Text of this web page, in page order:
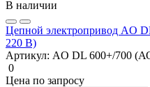
В наличии
Цепной электропривод AO
220 В)
Артикул: AO DL 600+/700
0
Цена по запросу